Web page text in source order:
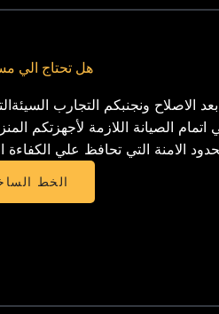
هل تحتاج الي
ونجنبكم التجارب
الصيانة اللازمة لأجهزتكم
الامنة التي تحافظ علي الكفاءة
الخط